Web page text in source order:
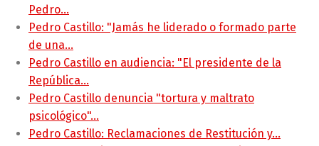
Pedro…
Pedro Castillo: "Jamás he liderado o formado parte
de una…
Pedro Castillo en audiencia: "El presidente de la
República…
Pedro Castillo denuncia "tortura y maltrato
psicológico"…
Pedro Castillo: Reclamaciones de Restitución y…